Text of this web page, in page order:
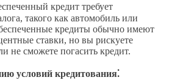
кредит требует
такого как автомобиль или
кредиты обычно имеют
ставки, но вы рискуете
не сможете погасить кредит.
условий кредитования⁚